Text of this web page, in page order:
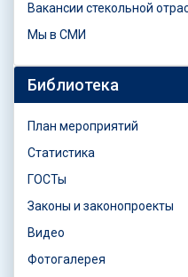
Вакансии стекольной
Мы в СМИ
Библиотека
План мероприятий
Статистика
ГОСТы
Законы и законопроекты
Видео
Фотогалерея